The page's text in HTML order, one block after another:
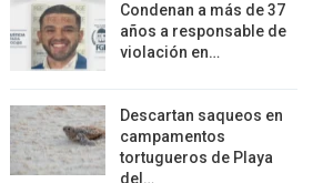
Condenan a más de 37
años a responsable de
violación en…
Descartan saqueos en
campamentos
tortugueros de Playa
del…